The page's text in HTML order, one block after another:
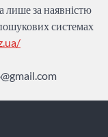
лише за наявністю
системах